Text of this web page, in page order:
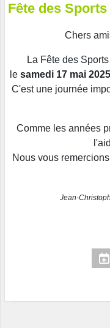
Fête des
Chers
La Fête des
le samedi 17 mai 2025
C'est une journée
Comme les années
Nous vous
Jean-